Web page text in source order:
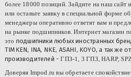
более 18000 позиций. Зайдите на наш сайт
или оставьте заявку в специальной форме
менеджеры оперативно ответят вам и
на рынке подшипников. Интернетмагазин
это подшипники любых иностранных
TIMKEN, INA, NKE, ASAHI, KOYO, а так же
производителей -ГПЗ-1, 3 ГПЗ, HARP,
Доверяя Impod .ru вы обретаете